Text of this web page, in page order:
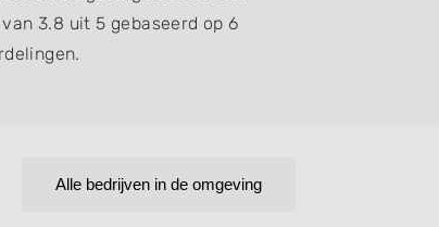
3.8 uit 5 gebaseerd op 6
Alle bedrijven in de omgeving